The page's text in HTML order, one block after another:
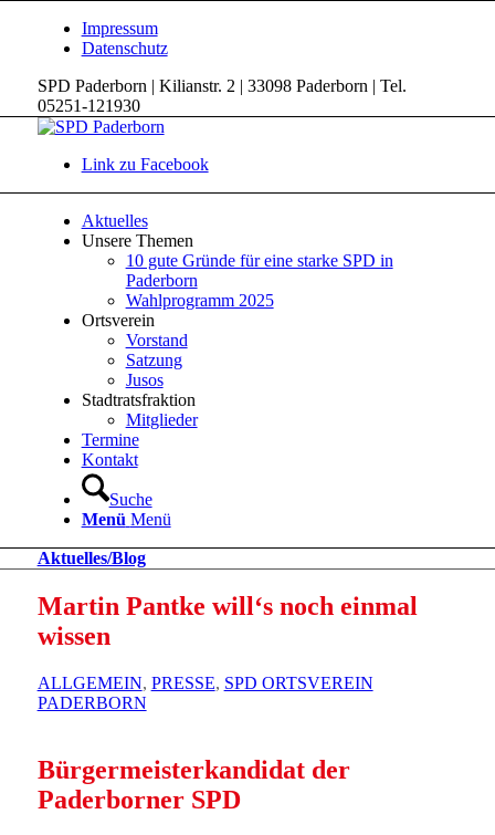
Impressum
Datenschutz
SPD Paderborn | Kilianstr. 2 | 33098 Paderborn | Tel.
05251-121930
Link zu Facebook
Aktuelles
Unsere Themen
10 gute Gründe für eine starke SPD in
Paderborn
Wahlprogramm 2025
Ortsverein
Vorstand
Satzung
Jusos
Stadtratsfraktion
Mitglieder
Termine
Kontakt
Suche
Menü Menü
Aktuelles/Blog
Martin Pantke will‘s noch einmal
wissen
ALLGEMEIN, PRESSE, SPD ORTSVEREIN
PADERBORN
Bürgermeisterkandidat der
Paderborner SPD